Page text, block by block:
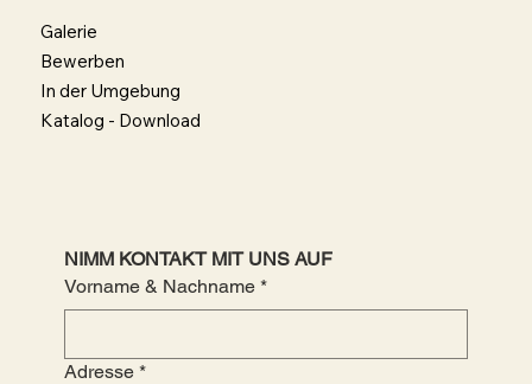
NIMM KONTAKT MIT UNS AUF
Vorname & Nachname *
Adresse *
Galerie
Bewerben
In der Umgebung
Katalog - Download